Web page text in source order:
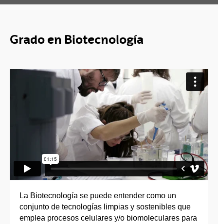
Grado en Biotecnología
La Biotecnología se puede entender como un
conjunto de tecnologías limpias y sostenibles que
emplea procesos celulares y/o biomoleculares para